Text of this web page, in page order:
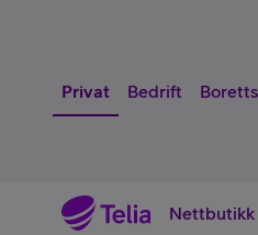
Privat Bedrift
Nettbutikk